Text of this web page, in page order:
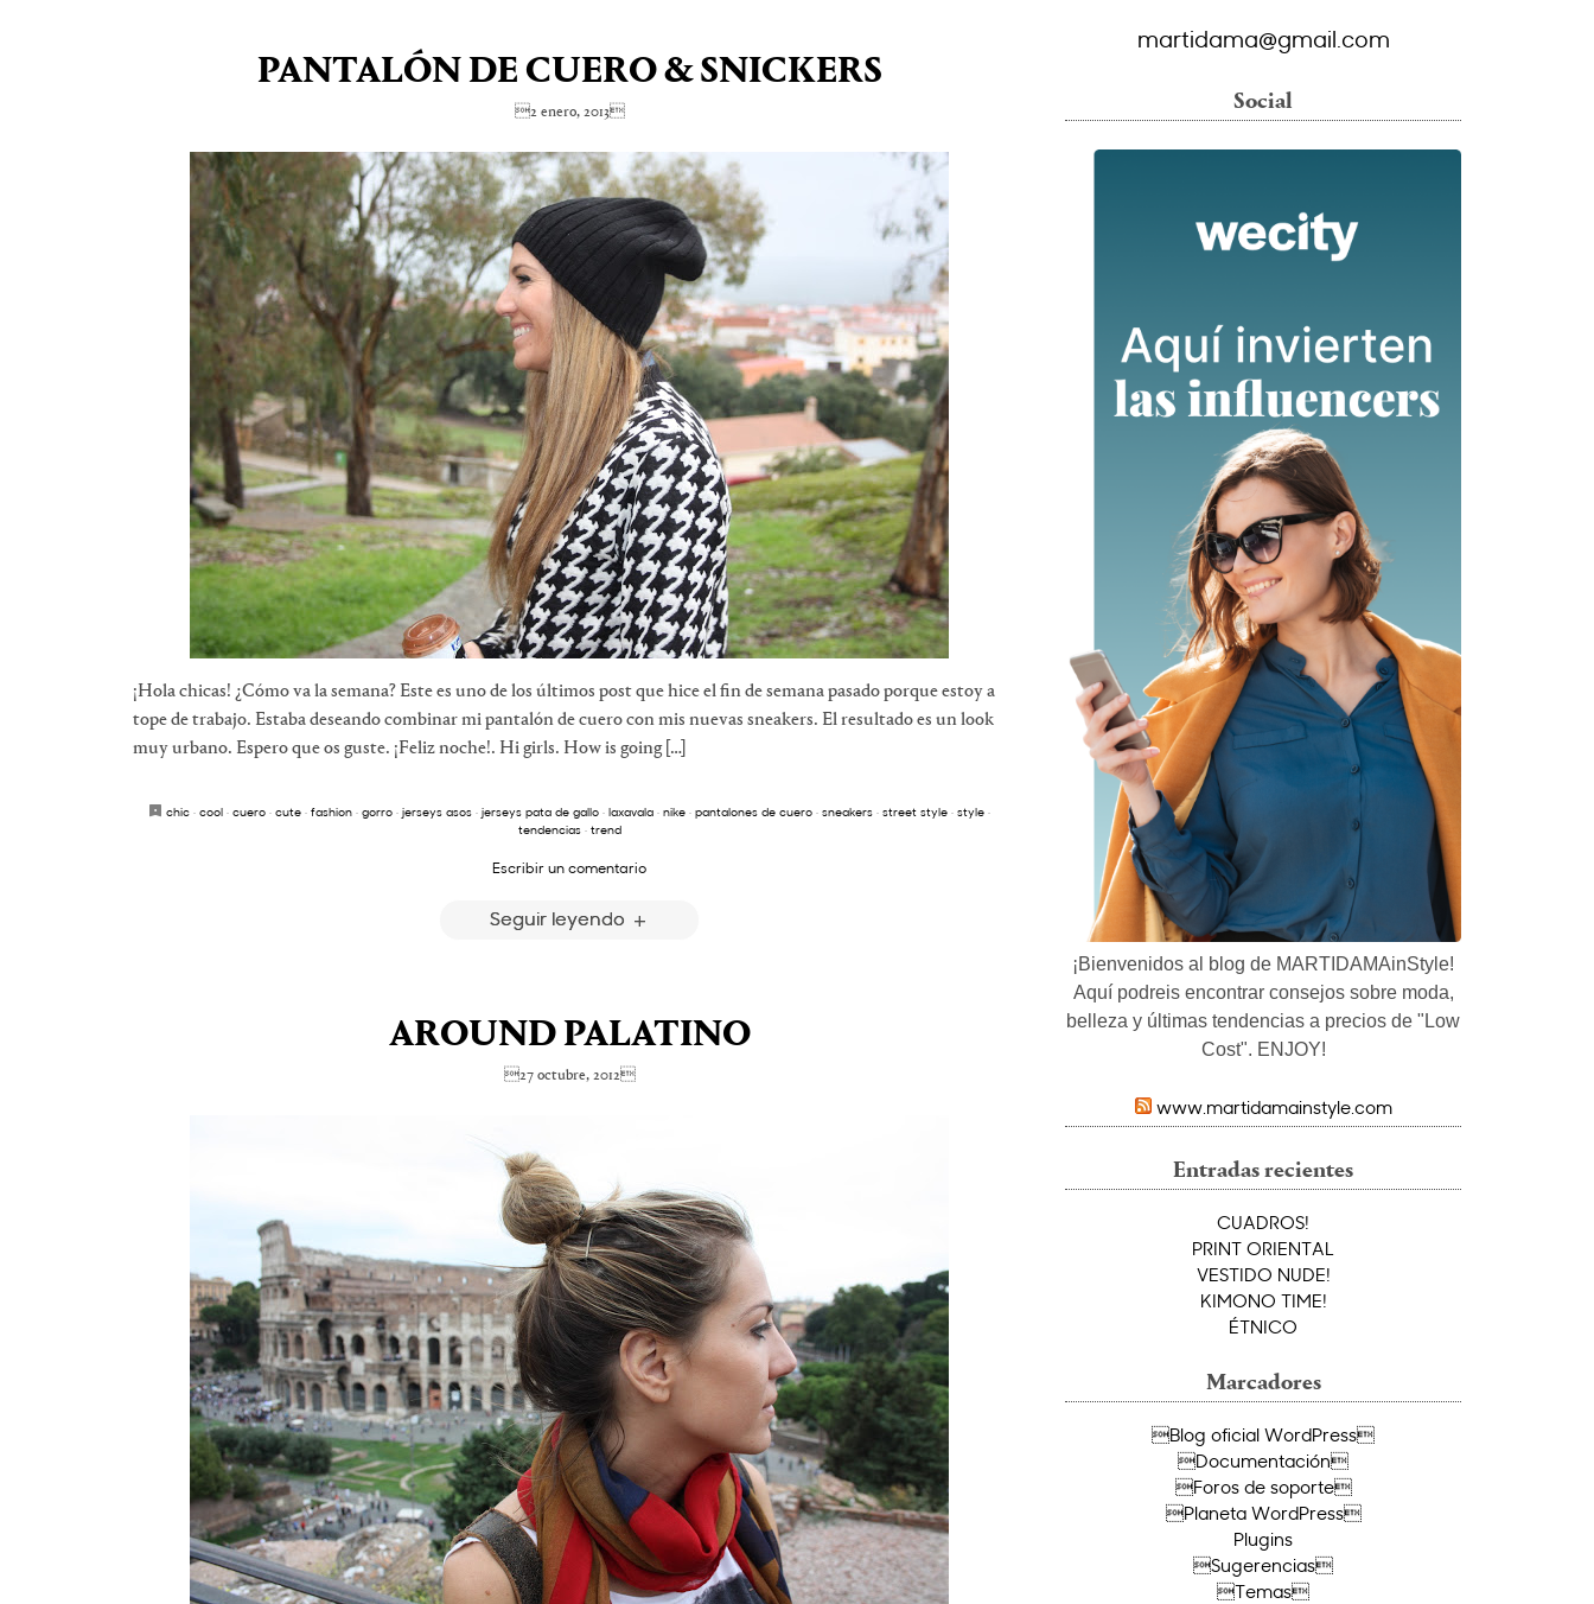
PANTALÓN DE CUERO & SNICKERS
2 enero, 2013
¡Hola chicas! ¿Cómo va la semana? Este es uno de los últimos post que hice el fin de semana pasado porque estoy a
tope de trabajo. Estaba deseando combinar mi pantalón de cuero con mis nuevas sneakers. El resultado es un look
muy urbano. Espero que os guste. ¡Feliz noche!. Hi girls. How is going […]
chic · cool · cuero · cute · fashion · gorro · jerseys asos · jerseys pata de gallo · laxavala · nike · pantalones de cuero · sneakers · street style · style ·
tendencias· trend
Escribir un comentario
Seguir leyendo
AROUND PALATINO
27 octubre, 2012
martidama@gmail.com
Social
¡Bienvenidos al blog de MARTIDAMAinStyle!
Aquí podreis encontrar consejos sobre moda,
belleza y últimas tendencias a precios de "Low
Cost". ENJOY!
www.martidamainstyle.com
Entradas recientes
CUADROS!
PRINT ORIENTAL
VESTIDO NUDE!
KIMONO TIME!
ÉTNICO
Marcadores
Blog oficial WordPress
Documentación
Foros de soporte
Planeta WordPress
Plugins
Sugerencias
Temas